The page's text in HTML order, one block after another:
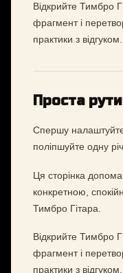
Відкрийте Тимбро
фрагмент і
практики з відгуком.
Проста
Спершу налаштуйте
поліпшуйте одну
Ця сторінка
конкретною,
Тимбро Гітара.
Відкрийте Тимбро
фрагмент і
практики з відгуком.